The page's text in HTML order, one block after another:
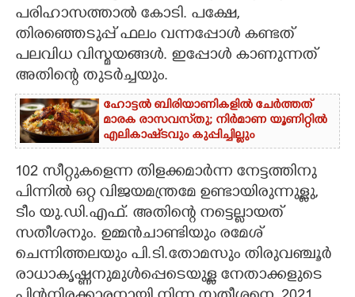
പരിഹാസത്താൽ കോടി. പക്ഷേ,
തിരഞ്ഞെടുപ്പ് ഫലം വന്നപ്പോൾ കണ്ടത്
പലവിധ വിസ്മയങ്ങൾ. ഇപ്പോൾ കാണുന്നത്
അതിന്റെ തുടർച്ചയും.
ഹോട്ടൽ ബിരിയാണികളിൽ ചേർത്തത്
മാരക രാസവസ്‌തു; നിർമാണ യൂണിറ്റിൽ
എലികാഷ്‌ടവും കുപ്പിച്ചില്ലും
102 സീറ്റുകളെന്ന തിളക്കമാർന്ന നേട്ടത്തിനു
പിന്നിൽ ഒറ്റ വിജയമന്ത്രമേ ഉണ്ടായിരുന്നുള്ളു,
ടീം യു.ഡി.എഫ്. അതിന്റെ നട്ടെല്ലായത്
സതീശനും. ഉമ്മൻചാണ്ടിയും രമേശ്
ചെന്നിത്തലയും പി.ടി.തോമസും തിരുവ‌ഞ്ചൂർ
രാധാകൃഷ്ണനുമുൾപ്പെടെയുള്ള നേതാക്കളുടെ